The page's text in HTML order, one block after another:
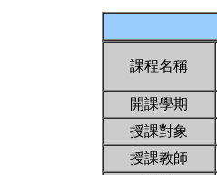
課程名稱
開課學期
授課對象
授課教師